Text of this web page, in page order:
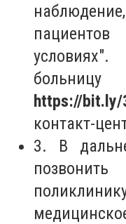
https://bit.ly/
контакт-
3. В